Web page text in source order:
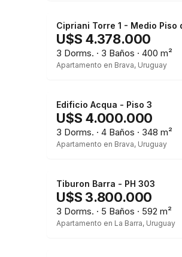
Cipriani Torre 1 - Medio Piso
U$S 4.378.000
3 Dorms. · 3 Baños · 400 m²
Apartamento en Brava, Uruguay
Edificio Acqua - Piso 3
U$S 4.000.000
3 Dorms. · 4 Baños · 348 m²
Apartamento en Brava, Uruguay
Tiburon Barra - PH 303
U$S 3.800.000
3 Dorms. · 5 Baños · 592 m²
Apartamento en La Barra, Uruguay